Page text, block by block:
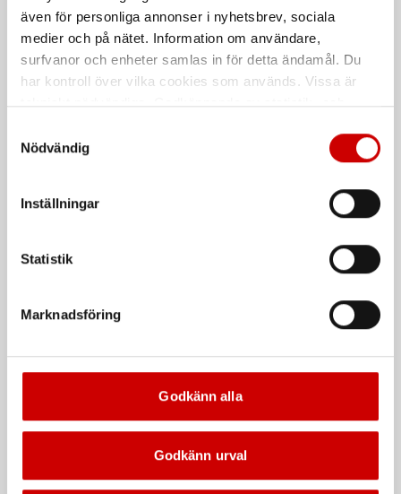
även för personliga annonser i nyhetsbrev, sociala
medier och på nätet. Information om användare,
surfvanor och enheter samlas in för detta ändamål. Du
har kontroll över vilka cookies som används. Vissa är
tekniskt nödvändiga. Godkännande av statistik- och
länder utanför EU med olika dataskyddsnormer. Genom
att godkänna samtycker du till sådana överföringar. Läs
Nödvändig
Inställningar
Statistik
Marknadsföring
Godkänn alla
Godkänn urval
1992 55% bomull, 30% polyester,
1988 82% Polyamid, 18% Elastan
Våtservett för glasögon Stålborste